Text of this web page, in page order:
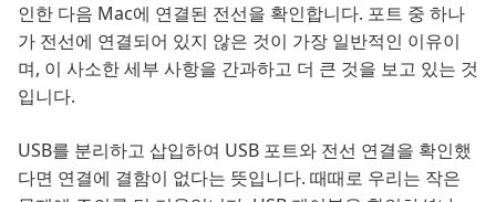
인한 다음 Mac에 연결된 전선을 확인합니다. 포트 중 하나
가 전선에 연결되어 있지 않은 것이 가장 일반적인 이유이
며, 이 사소한 세부 사항을 간과하고 더 큰 것을 보고 있는 것
입니다.
USB를 분리하고 삽입하여 USB 포트와 전선 연결을 확인했
다면 연결에 결함이 없다는 뜻입니다. 때때로 우리는 작은